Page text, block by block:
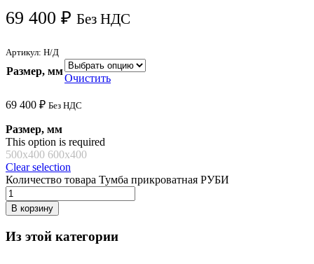
69 400 ₽ Без НДС
Артикул: Н/Д
Размер, мм
Очистить
69 400 ₽ Без НДС
Размер, мм
This option is required
500х400 600х400
Clear selection
Количество товара Тумба прикроватная РУБИ
В корзину
Из этой категории